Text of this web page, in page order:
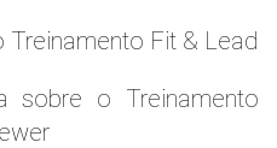
Fit & Lead
sobre o Treinamento